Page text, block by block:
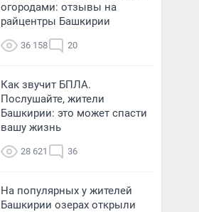
огородами: отзывы на
райцентры Башкирии
36 158 20
Как звучит БПЛА.
Послушайте, жители
Башкирии: это может спасти
вашу жизнь
28 621 36
На популярных у жителей
Башкирии озерах открыли